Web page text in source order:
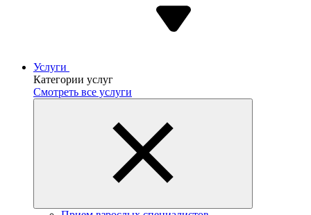
Услуги
Категории услуг
Смотреть все услуги